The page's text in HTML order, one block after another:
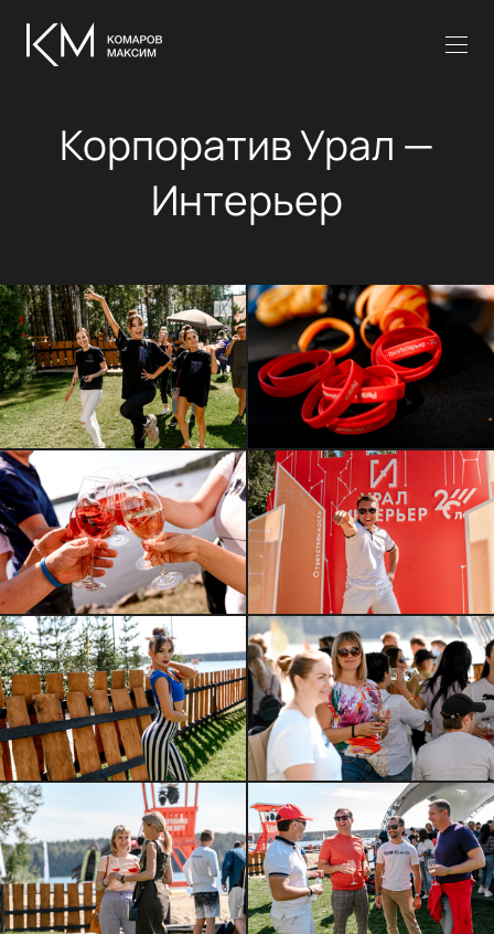
Корпоратив Урал —
Интерьер